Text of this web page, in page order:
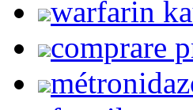
warfarin
comprare